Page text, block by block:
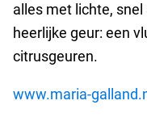
alles met lichte,
heerlijke geur: een
citrusgeuren.
www.maria-